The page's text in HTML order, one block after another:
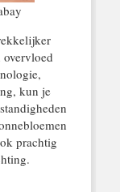
kun je
prachtig